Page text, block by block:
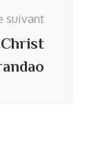
suivant